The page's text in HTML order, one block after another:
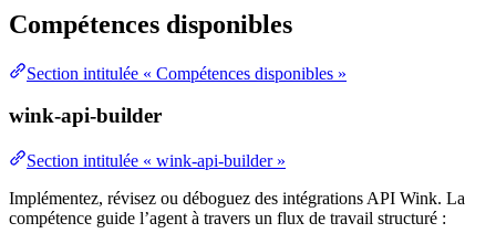
Compétences disponibles
Section intitulée « Compétences disponibles »
wink-api-builder
Section intitulée « wink-api-builder »
Implémentez, révisez ou déboguez des intégrations API Wink. La
compétence guide l’agent à travers un flux de travail structuré :